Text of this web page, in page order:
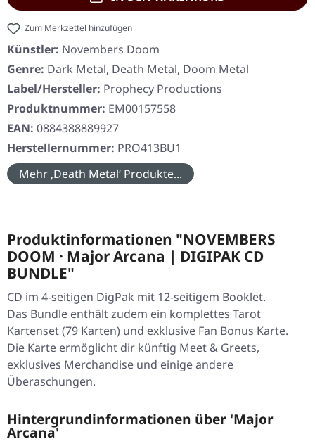
Zum Merkzettel hinzufügen
Künstler: Novembers Doom
Genre: Dark Metal, Death Metal, Doom Metal
Label/Hersteller: Prophecy Productions
Produktnummer: EM00157558
EAN: 0884388889927
Herstellernummer: PRO413BU1
Mehr ‚Death Metal‘ Produkte...
Produktinformationen "NOVEMBERS
DOOM · Major Arcana | DIGIPAK CD
BUNDLE"
CD im 4-seitigen DigPak mit 12-seitigem Booklet.
Das Bundle enthält zudem ein komplettes Tarot
Kartenset (79 Karten) und exklusive Fan Bonus Karte.
Die Karte ermöglicht dir künftig Meet & Greets,
exklusives Merchandise und einige andere
Überaschungen.
Hintergrundinformationen über 'Major
Arcana'